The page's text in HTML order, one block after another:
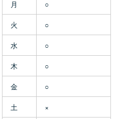
月
○
火
○
水
○
木
○
金
○
土
×